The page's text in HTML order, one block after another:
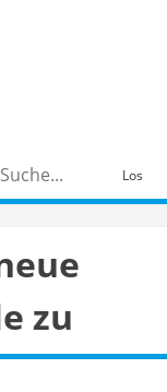
Los
zu